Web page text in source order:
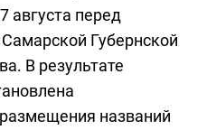
августа перед
Губернской
В результате
названий